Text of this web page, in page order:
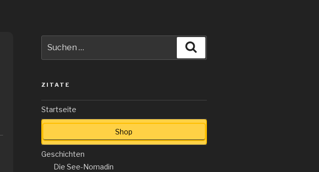
nach:
ZITATE
Startseite
Shop
Geschichten
Die See-Nomadin